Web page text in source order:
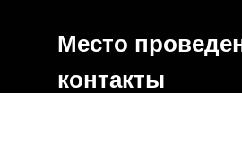
Место
контакты